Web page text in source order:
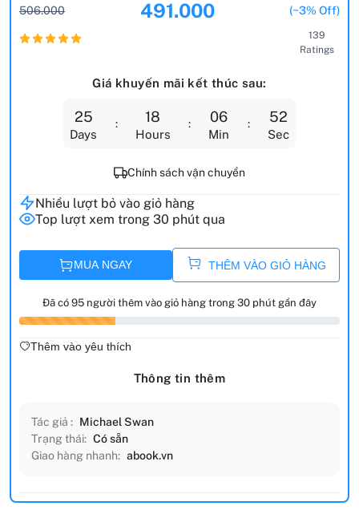
506.000 491.000 (~3% Off)
139
Ratings
Giá khuyến mãi kết thúc sau:
25
Days
18
Hours
06
Min
50
Sec
Chính sách vận chuyển
Nhiều lượt bỏ vào giỏ hàng
Top lượt xem trong 30 phút qua
MUA NGAY THÊM VÀO GIỎ HÀNG
Đã có 95 người thêm vào giỏ hàng trong 30 phút gần đây
Thêm vào yêu thích
Thông tin thêm
Tác giả : Michael Swan
Trạng thái: Có sẵn
Giao hàng nhanh: abook.vn